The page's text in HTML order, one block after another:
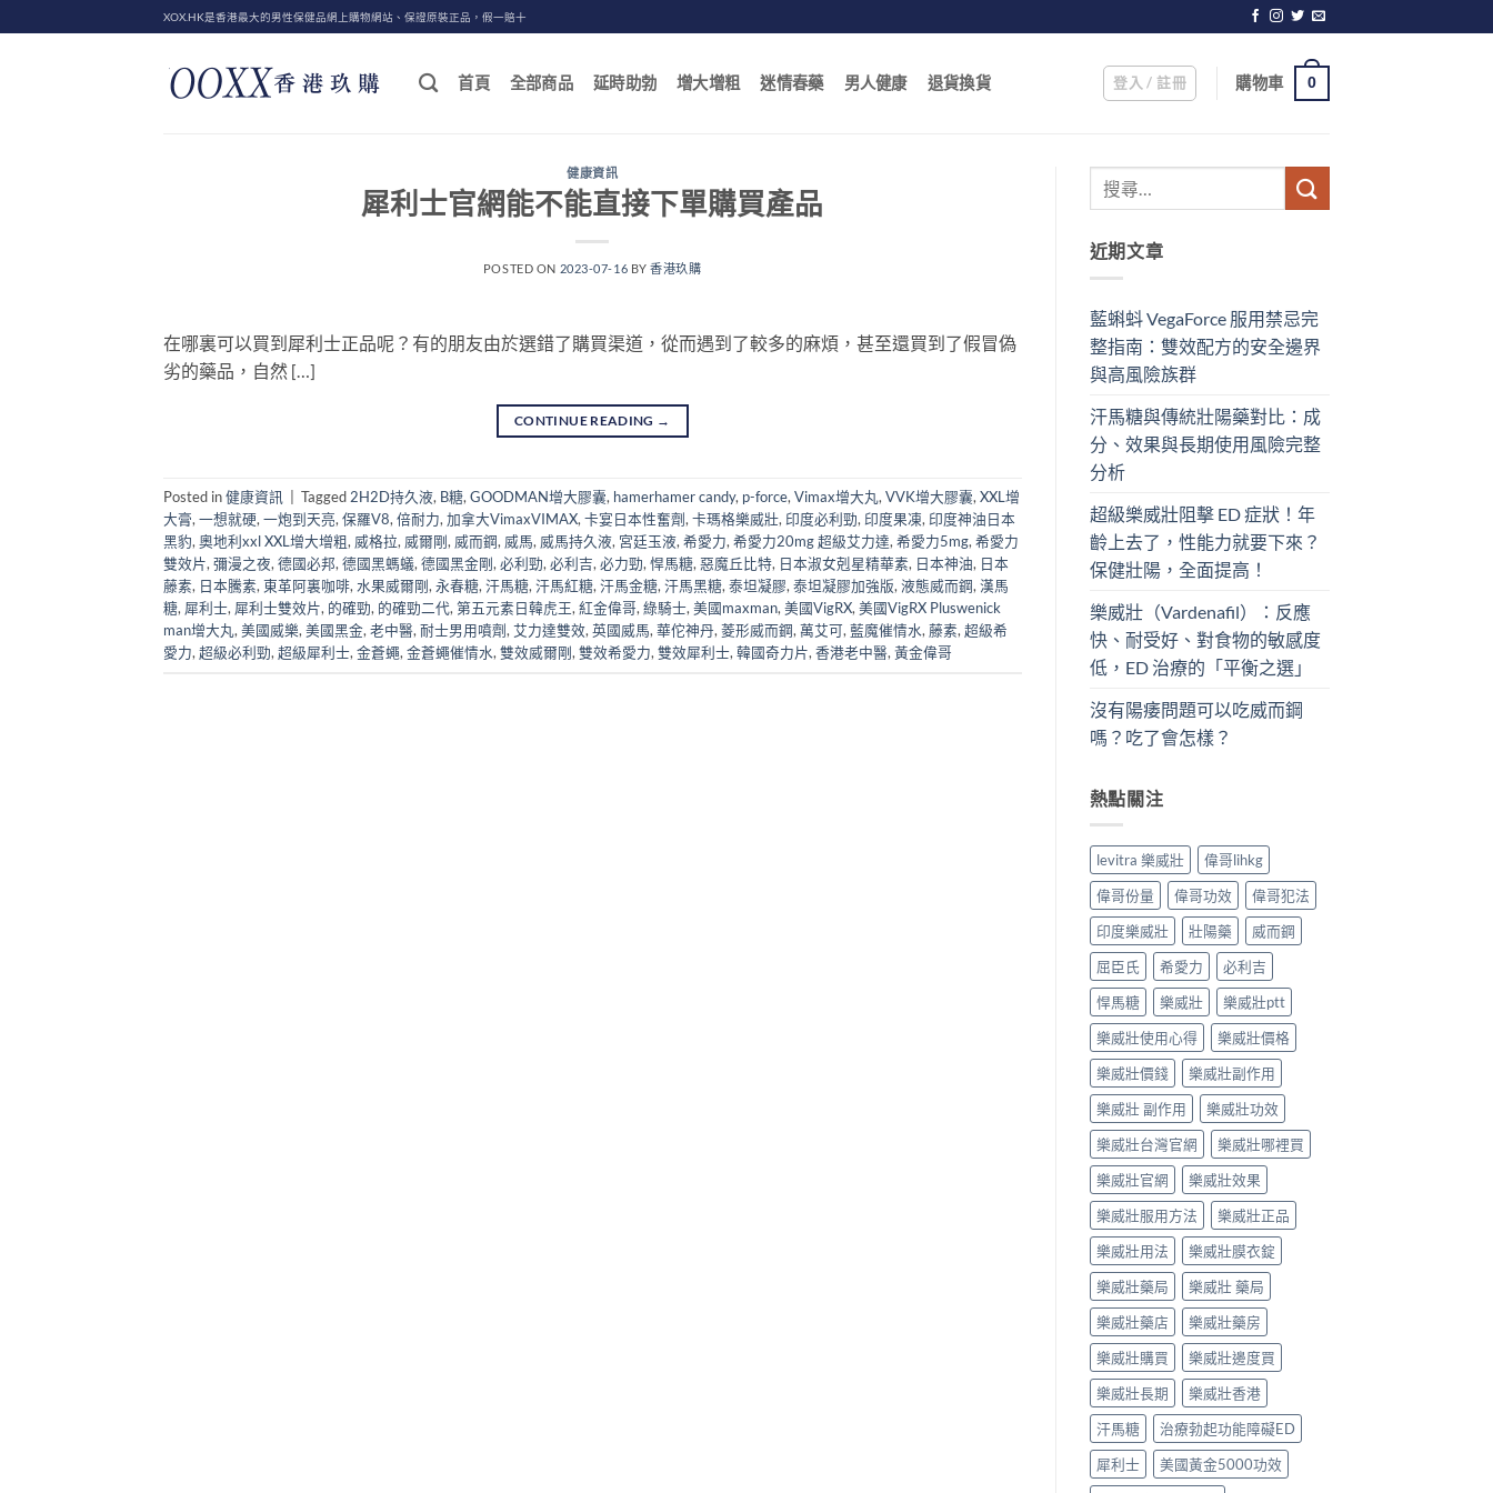
to
XOX.HK是香港最大的男性保健品網上購物網站、保證原裝正品，假一賠十
首頁 全部商品 延時助勃 增大增粗 迷情春藥 男人健康 退貨換貨 登入 / 註冊 購物車 0
健康資訊
犀利士官網能不能直接下單購買產品
POSTED ON 2023-07-16 BY香港玖購
在哪裏可以買到犀利士正品呢？有的朋友由於選錯了購買渠道，從而遇到了較多的麻煩，甚至還買到了假冒偽
劣的藥品，自然 […]
CONTINUE READING →
Posted in健康資訊 Tagged 2H2D持久液, B糖, GOODMAN增大膠囊, hamerhamer candy, p-force, Vimax增大丸, VVK增大膠囊, XXL增
大膏, 一想就硬, 一炮到天亮, 保羅V8, 倍耐力, 加拿大VimaxVIMAX, 卡宴日本性奮劑, 卡瑪格樂威壯, 印度必利勁, 印度果凍, 印度神油日本
黑豹, 奧地利xxl XXL增大增粗, 威格拉, 威爾剛, 威而鋼, 威馬, 威馬持久液, 宮廷玉液, 希愛力, 希愛力20mg 超級艾力達, 希愛力5mg, 希愛力
雙效片, 彌漫之夜, 德國必邦, 德國黑螞蟻, 德國黑金剛, 必利勁, 必利吉, 必力勁, 悍馬糖, 惡魔丘比特, 日本淑女剋星精華素, 日本神油, 日本
藤素, 日本騰素, 東革阿裏咖啡, 水果威爾剛, 永春糖, 汗馬糖, 汗馬紅糖, 汗馬金糖, 汗馬黑糖, 泰坦凝膠, 泰坦凝膠加強版, 液態威而鋼, 漢馬
糖, 犀利士, 犀利士雙效片, 的確勁, 的確勁二代, 第五元素日韓虎王, 紅金偉哥, 綠騎士, 美國maxman, 美國VigRX, 美國VigRX Pluswenick
man增大丸, 美國威樂, 美國黑金, 老中醫, 耐士男用噴劑, 艾力達雙效, 英國威馬, 華佗神丹, 菱形威而鋼, 萬艾可, 藍魔催情水, 藤素, 超級希
愛力, 超級必利勁, 超級犀利士, 金蒼蠅, 金蒼蠅催情水, 雙效威爾剛, 雙效希愛力, 雙效犀利士, 韓國奇力片, 香港老中醫, 黃金偉哥
近期文章
藍蝌蚪 VegaForce 服用禁忌完
整指南：雙效配方的安全邊界
與高風險族群
汗馬糖與傳統壯陽藥對比：成
分、效果與長期使用風險完整
分析
超級樂威壯阻擊 ED 症狀！年
齡上去了，性能力就要下來？
保健壯陽，全面提高！
樂威壯（Vardenafil）：反應
快、耐受好、對食物的敏感度
低，ED 治療的「平衡之選」
沒有陽痿問題可以吃威而鋼
嗎？吃了會怎樣？
熱點關注
levitra 樂威壯
偉哥lihkg
偉哥份量
偉哥功效
偉哥犯法
印度樂威壯
壯陽藥
威而鋼
屈臣氏
希愛力
必利吉
悍馬糖
樂威壯
樂威壯ptt
樂威壯使用心得
樂威壯價格
樂威壯價錢
樂威壯副作用
樂威壯 副作用
樂威壯功效
樂威壯台灣官網
樂威壯哪裡買
樂威壯官網
樂威壯效果
樂威壯服用方法
樂威壯正品
樂威壯用法
樂威壯膜衣錠
樂威壯藥局
樂威壯 藥局
樂威壯藥店
樂威壯藥房
樂威壯購買
樂威壯邊度買
樂威壯長期
樂威壯香港
汗馬糖
治療勃起功能障礙ED
犀利士
美國黃金5000功效